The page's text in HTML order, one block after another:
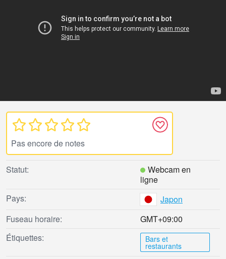
Pas encore de notes
Statut:
Webcam en
ligne
Pays:
Japon
Fuseau horaire:
GMT+09:00
Étiquettes:
Bars et
restaurants